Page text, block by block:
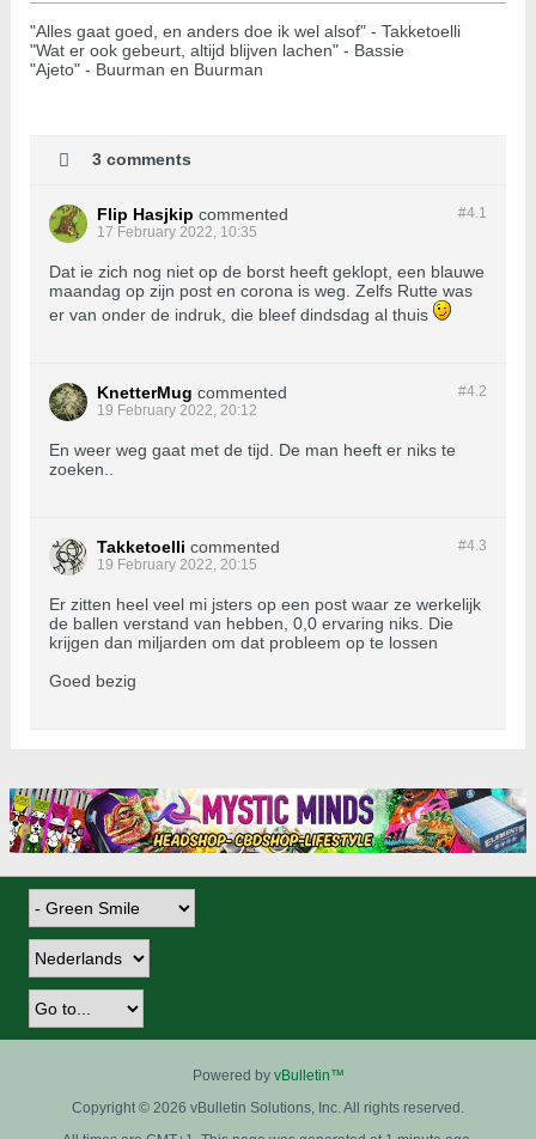
"Alles gaat goed, en anders doe ik wel alsof" - Takketoelli
"Wat er ook gebeurt, altijd blijven lachen" - Bassie
"Ajeto" - Buurman en Buurman
3 comments
#4.1
Flip Hasjkip commented
17 February 2022, 10:35
Dat ie zich nog niet op de borst heeft geklopt, een blauwe
maandag op zijn post en corona is weg. Zelfs Rutte was
er van onder de indruk, die bleef dindsdag al thuis
#4.2
KnetterMug commented
19 February 2022, 20:12
En weer weg gaat met de tijd. De man heeft er niks te
zoeken..
#4.3
Takketoelli commented
19 February 2022, 20:15
Er zitten heel veel mi jsters op een post waar ze werkelijk
de ballen verstand van hebben, 0,0 ervaring niks. Die
krijgen dan miljarden om dat probleem op te lossen
Goed bezig
Powered by vBulletin™
Copyright © 2026 vBulletin Solutions, Inc. All rights reserved.